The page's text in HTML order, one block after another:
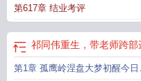
异的孟广德
第617章 结业考评
祁同伟重生，带老师跨部
第1章 孤鹰岭涅盘大梦初醒今日